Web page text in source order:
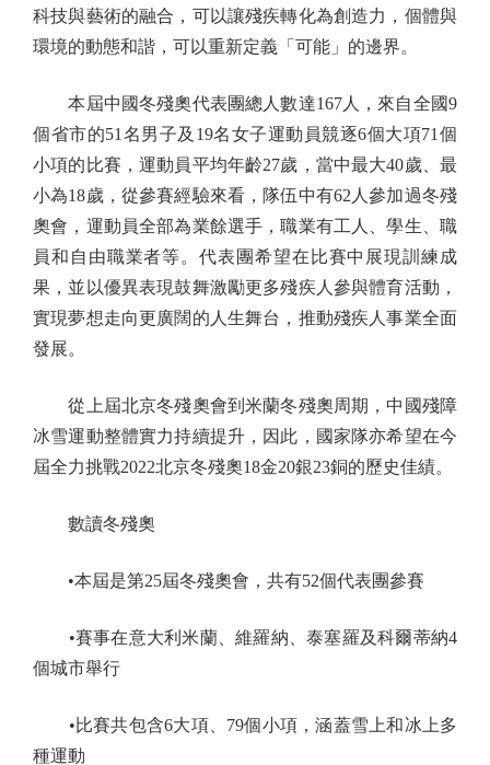
科技與藝術的融合，可以讓殘疾轉化為創造力，個體與
環境的動態和諧，可以重新定義「可能」的邊界。
本屆中國冬殘奧代表團總人數達167人，來自全國9
個省市的51名男子及19名女子運動員競逐6個大項71個
小項的比賽，運動員平均年齡27歲，當中最大40歲、最
小為18歲，從參賽經驗來看，隊伍中有62人參加過冬殘
奧會，運動員全部為業餘選手，職業有工人、學生、職
員和自由職業者等。代表團希望在比賽中展現訓練成
果，並以優異表現鼓舞激勵更多殘疾人參與體育活動，
實現夢想走向更廣闊的人生舞台，推動殘疾人事業全面
發展。
從上屆北京冬殘奧會到米蘭冬殘奧周期，中國殘障
冰雪運動整體實力持續提升，因此，國家隊亦希望在今
屆全力挑戰2022北京冬殘奧18金20銀23銅的歷史佳績。
數讀冬殘奧
•本屆是第25屆冬殘奧會，共有52個代表團參賽
•賽事在意大利米蘭、維羅納、泰塞羅及科爾蒂納4
個城市舉行
•比賽共包含6大項、79個小項，涵蓋雪上和冰上多
種運動